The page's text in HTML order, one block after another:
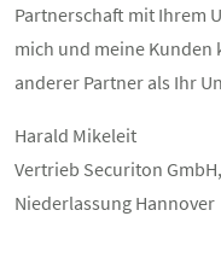
Partnerschaft mit Ihrem
mich und meine Kunden
anderer Partner als Ihr
Harald Mikeleit
Vertrieb Securiton
Niederlassung Hannover